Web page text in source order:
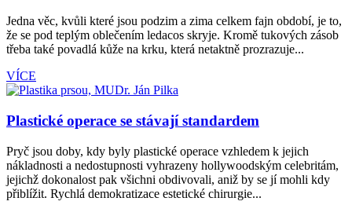
Jedna věc, kvůli které jsou podzim a zima celkem fajn období, je to,
že se pod teplým oblečením ledacos skryje. Kromě tukových zásob
třeba také povadlá kůže na krku, která netaktně prozrazuje...
VÍCE
Plastické operace se stávají standardem
Pryč jsou doby, kdy byly plastické operace vzhledem k jejich
nákladnosti a nedostupnosti vyhrazeny hollywoodským celebritám,
jejichž dokonalost pak všichni obdivovali, aniž by se jí mohli kdy
přiblížit. Rychlá demokratizace estetické chirurgie...